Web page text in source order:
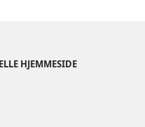
HJEMMESIDE